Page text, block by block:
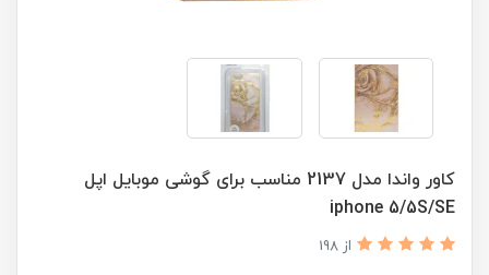
کاور واندا مدل 2137 مناسب برای گوشی موبایل اپل
iphone 5/5S/SE
از 198